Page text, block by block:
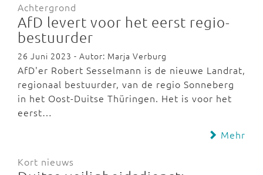
Achtergrond
AfD levert voor het eerst regio-
bestuurder
26 Juni 2023 - Autor: Marja Verburg
AfD'er Robert Sesselmann is de nieuwe Landrat,
regionaal bestuurder, van de regio Sonneberg
in het Oost-Duitse Thüringen. Het is voor het
eerst…
Mehr
Kort nieuws